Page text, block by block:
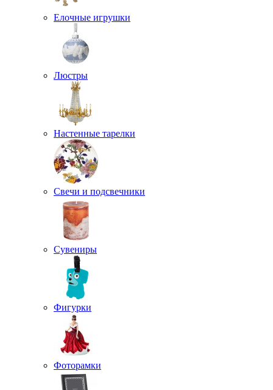
Елочные игрушки
Люстры
Настенные тарелки
Свечи и подсвечники
Сувениры
Фигурки
Фоторамки